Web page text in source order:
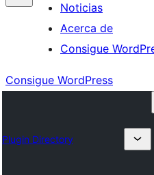
Noticias
Acerca de
Consigue
Consigue WordPress
Plugin Directory